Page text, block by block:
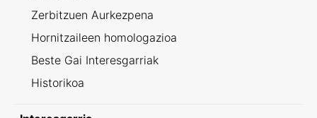
Zerbitzuen Aurkezpena
Hornitzaileen homologazioa
Beste Gai Interesgarriak
Historikoa